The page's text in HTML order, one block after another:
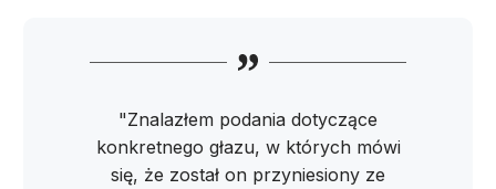
"Znalazłem podania dotyczące
konkretnego głazu, w których mówi
się, że został on przyniesiony ze